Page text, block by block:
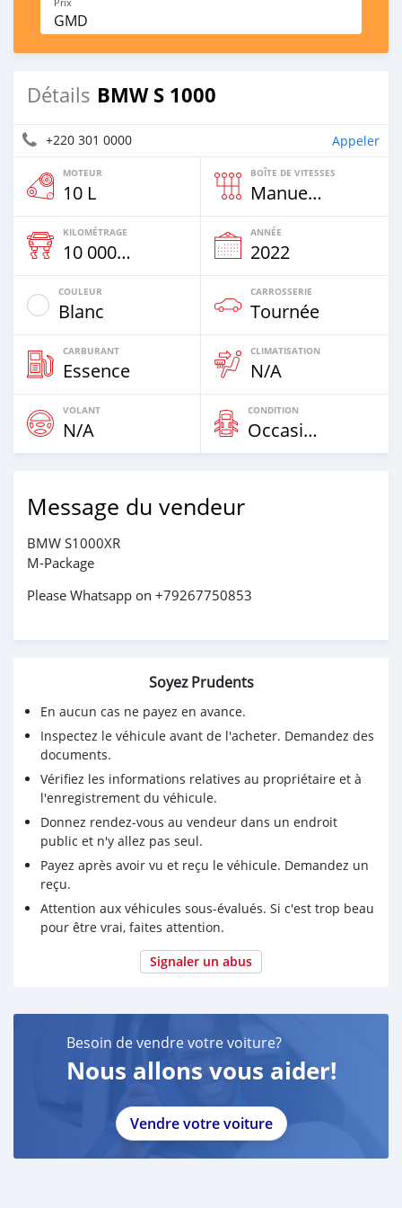
GMD
Détails BMW S 1000
+220 301 0000 Appeler
MOTEUR
10 L
BOÎTE DE VITESSES
Manuelle
KILOMÉTRAGE
10 000 Km
ANNÉE
2022
COULEUR
Blanc
CARROSSERIE
Tournée
CARBURANT
Essence
CLIMATISATION
N/A
VOLANT
N/A
CONDITION
Occasion
Message du vendeur
BMW S1000XR
M-Package
Please Whatsapp on +79267750853
Soyez Prudents
En aucun cas ne payez en avance.
Inspectez le véhicule avant de l'acheter. Demandez des
documents.
Vérifiez les informations relatives au propriétaire et à
l'enregistrement du véhicule.
Donnez rendez-vous au vendeur dans un endroit
public et n'y allez pas seul.
Payez après avoir vu et reçu le véhicule. Demandez un
reçu.
Attention aux véhicules sous-évalués. Si c'est trop beau
pour être vrai, faites attention.
Signaler un abus
Besoin de vendre votre voiture?
Nous allons vous aider!
Vendre votre voiture